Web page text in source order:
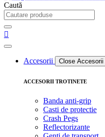
Caută
Accesorii Close Accesorii
ACCESORII TROTINETE
Banda anti-grip
Casti de protectie
Crash Pegs
Reflectorizante